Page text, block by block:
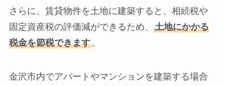
さらに、賃貸物件を土地に建築すると、相続税や
固定資産税の評価減ができるため、
土地にかかる
税金を節税できます。
金沢市内でアパートやマンションを建築する場合